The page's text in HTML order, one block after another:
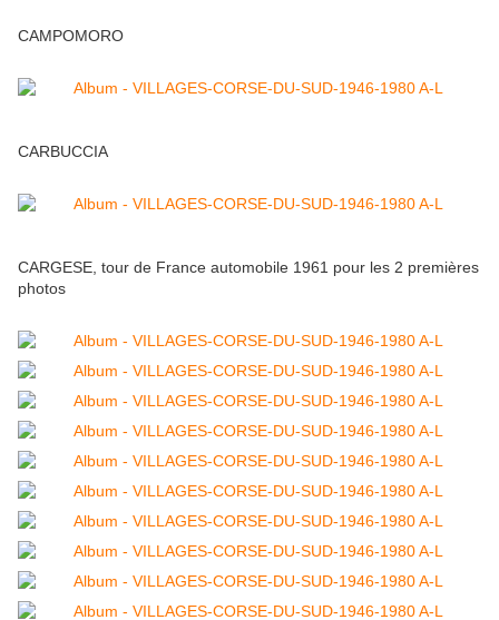
CAMPOMORO
CARBUCCIA
CARGESE, tour de France automobile 1961 pour les 2 premières
photos